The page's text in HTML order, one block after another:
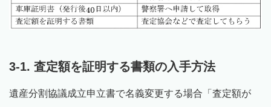
3-1. 査定額を証明する書類の入手方法
遺産分割協議成立申立書で名義変更する場合「査定額が